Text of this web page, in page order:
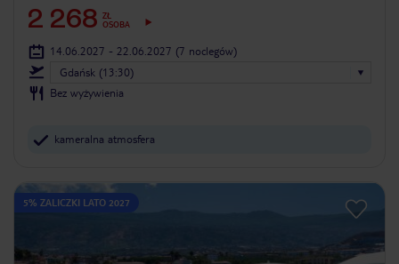
2 268 ZŁ
OSOBA
14.06.2027 - 22.06.2027 (7 noclegów)
Gdańsk (13:30)
Bez wyżywienia
kameralna atmosfera
5% ZALICZKI LATO 2027